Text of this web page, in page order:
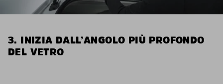
3. INIZIA DALL’ANGOLO PIÙ PROFONDO
DEL VETRO